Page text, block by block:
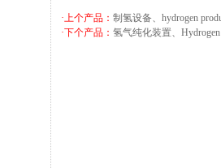
·上个产品： 制氢设备、hydrogen
·下个产品： 氢气纯化装置、Hydrogen